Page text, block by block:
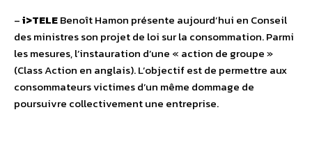
–i>TELEBenoît Hamon présente aujourd’hui en Conseil
des ministres son projet de loi sur la consommation. Parmi
les mesures, l’instauration d’une « action de groupe »
(Class Action en anglais). L’objectif est de permettre aux
consommateurs victimes d’un même dommage de
poursuivre collectivement une entreprise.